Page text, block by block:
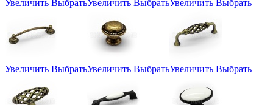
Увеличить ВыбратьУвеличить ВыбратьУвеличить Выбрать
Увеличить ВыбратьУвеличить ВыбратьУвеличить Выбрать